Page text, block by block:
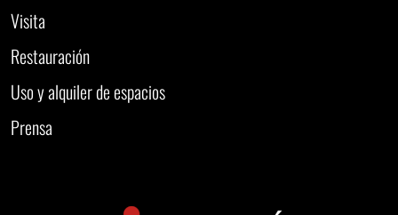
Visita
Restauración
Uso y alquiler de espacios
Prensa